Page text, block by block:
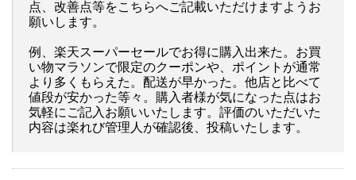
点、改善点等をこちらへご記載いただけますようお
願いします。
例、楽天スーパーセールでお得に購入出来た。お買
い物マラソンで限定のクーポンや、ポイントが通常
より多くもらえた。配送が早かった。他店と比べて
値段が安かった等々。購入者様が気になった点はお
気軽にご記入お願いいたします。評価のいただいた
内容は楽れび管理人が確認後、投稿いたします。